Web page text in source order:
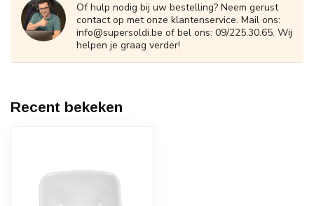
Of hulp nodig bij uw bestelling? Neem gerust
contact op met onze klantenservice. Mail ons:
info@supersoldi.be of bel ons: 09/225.30.65. Wij
helpen je graag verder!
Recent bekeken